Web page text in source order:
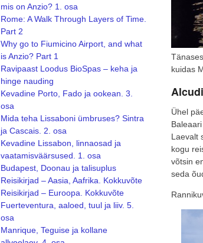
kuidas
Ühel
Laevalt
kogu
võtsin
seda
mis on Anzio? 1. osa
Rome: A Walk Through Layers of Time.
Part 2
Why go to Fiumicino Airport, and what
is Anzio? Part 1
Ravipaast Loodus BioSpas – keha ja
hinge nauding
Kevadine Porto, Fado ja ookean. 3.
osa
Mida teha Lissaboni ümbruses? Sintra
ja Cascais. 2. osa
Kevadine Lissabon, linnaosad ja
vaatamisväärsused. 1. osa
Budapest, Doonau ja talisuplus
Reisikirjad – Aasia, Aafrika. Kokkuvõte
Reisikirjad – Euroopa. Kokkuvõte
Fuerteventura, aaloed, tuul ja liiv. 5.
osa
Manrique, Teguise ja kollane